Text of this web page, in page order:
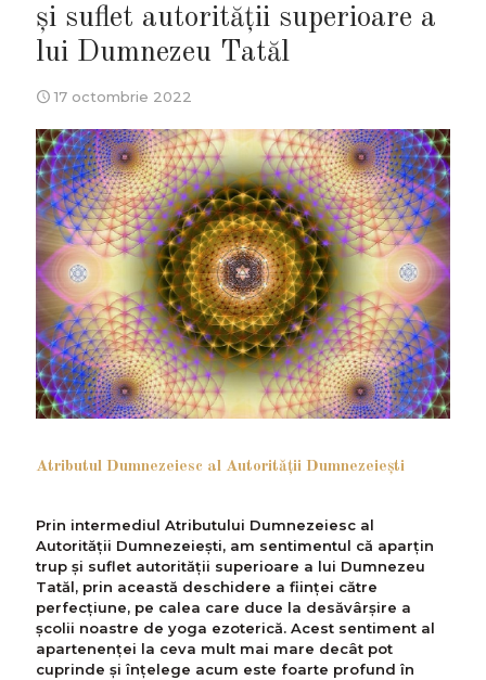
și suflet autorității superioare a
lui Dumnezeu Tatăl
17 octombrie 2022
Atributul Dumnezeiesc al Autorității Dumnezeiești
Prin intermediul Atributului Dumnezeiesc al
Autorității Dumnezeiești, am sentimentul că aparțin
trup și suflet autorității superioare a lui Dumnezeu
Tatăl, prin această deschidere a ființei către
perfecțiune, pe calea care duce la desăvârșire a
școlii noastre de yoga ezoterică. Acest sentiment al
apartenenței la ceva mult mai mare decât pot
cuprinde și înțelege acum este foarte profund în